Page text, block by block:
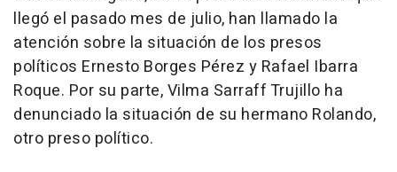
llegó el pasado mes de julio, han llamado la
atención sobre la situación de los presos
políticos Ernesto Borges Pérez y Rafael Ibarra
Roque. Por su parte, Vilma Sarraff Trujillo ha
denunciado la situación de su hermano Rolando,
otro preso político.